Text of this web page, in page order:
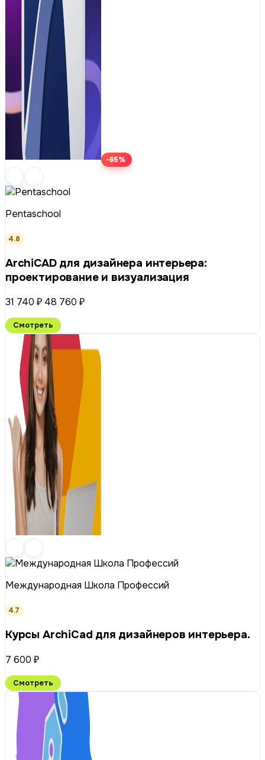
-65%
Pentaschool
4.8
ArchiCAD для дизайнера интерьера:
проектирование и визуализация
31 740 ₽ 48 760 ₽
Смотреть
Международная Школа Профессий
4.7
Курсы ArchiCad для дизайнеров интерьера.
7 600 ₽
Смотреть